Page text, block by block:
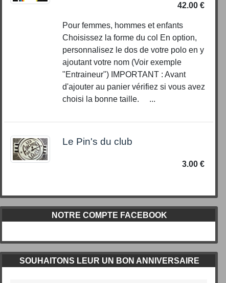
42.00 €
Pour femmes, hommes et enfants
Choisissez la forme du col En option,
personnalisez le dos de votre polo en y
ajoutant votre nom (Voir exemple
"Entraineur") IMPORTANT : Avant
d'ajouter au panier vérifiez si vous avez
choisi la bonne taille. ...
Le Pin's du club
3.00 €
NOTRE COMPTE FACEBOOK
SOUHAITONS LEUR UN BON ANNIVERSAIRE